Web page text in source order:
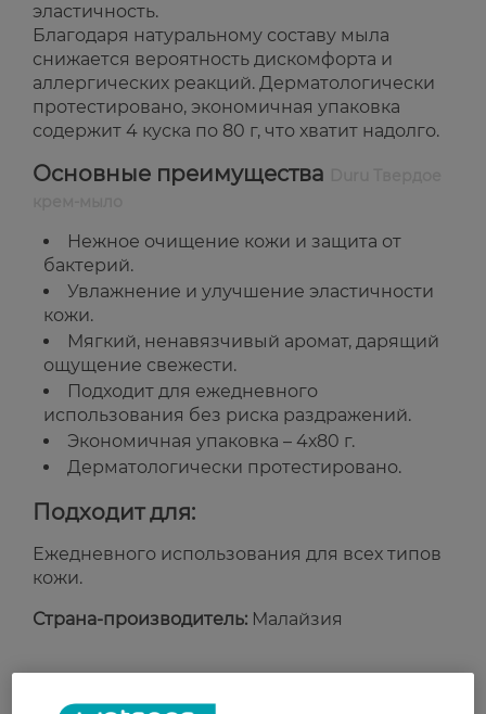
эластичность.
Благодаря натуральному составу мыла
снижается вероятность дискомфорта и
аллергических реакций. Дерматологически
протестировано, экономичная упаковка
содержит 4 куска по 80 г, что хватит надолго.
Основные преимущества
Нежное очищение кожи и защита от
бактерий.
Увлажнение и улучшение эластичности
кожи.
Мягкий, ненавязчивый аромат, дарящий
ощущение свежести.
Подходит для ежедневного
использования без риска раздражений.
Экономичная упаковка – 4х80 г.
Дерматологически протестировано.
Подходит для:
Ежедневного использования для всех типов
кожи.
Страна-производитель: Малайзия